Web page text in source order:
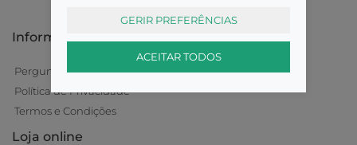
Informações
Perguntas Frequentes
Política de Privacidade
Termos e Condições
Loja online
GERIR PREFERÊNCIAS
ACEITAR TODOS